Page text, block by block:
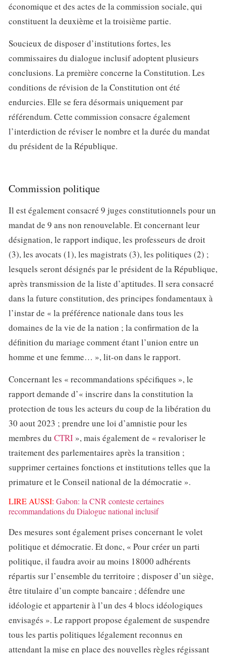
économique et des actes de la commission sociale, qui
constituent la deuxième et la troisième partie.
Soucieux de disposer d’institutions fortes, les
commissaires du dialogue inclusif adoptent plusieurs
conclusions. La première concerne la Constitution. Les
conditions de révision de la Constitution ont été
endurcies. Elle se fera désormais uniquement par
référendum. Cette commission consacre également
l’interdiction de réviser le nombre et la durée du mandat
du président de la République.
Commission politique
Il est également consacré 9 juges constitutionnels pour un
mandat de 9 ans non renouvelable. Et concernant leur
désignation, le rapport indique, les professeurs de droit
(3), les avocats (1), les magistrats (3), les politiques (2) ;
lesquels seront désignés par le président de la République,
après transmission de la liste d’aptitudes. Il sera consacré
dans la future constitution, des principes fondamentaux à
l’instar de « la préférence nationale dans tous les
domaines de la vie de la nation ; la confirmation de la
définition du mariage comment étant l’union entre un
homme et une femme… », lit-on dans le rapport.
Concernant les « recommandations spécifiques », le
rapport demande d’« inscrire dans la constitution la
protection de tous les acteurs du coup de la libération du
30 aout 2023 ; prendre une loi d’amnistie pour les
membres du CTRI », mais également de « revaloriser le
traitement des parlementaires après la transition ;
supprimer certaines fonctions et institutions telles que la
primature et le Conseil national de la démocratie ».
LIRE AUSSI: Gabon: la CNR conteste certaines
recommandations du Dialogue national inclusif
Des mesures sont également prises concernant le volet
politique et démocratie. Et donc, « Pour créer un parti
politique, il faudra avoir au moins 18000 adhérents
répartis sur l’ensemble du territoire ; disposer d’un siège,
être titulaire d’un compte bancaire ; défendre une
idéologie et appartenir à l’un des 4 blocs idéologiques
envisagés ». Le rapport propose également de suspendre
tous les partis politiques légalement reconnus en
attendant la mise en place des nouvelles règles régissant